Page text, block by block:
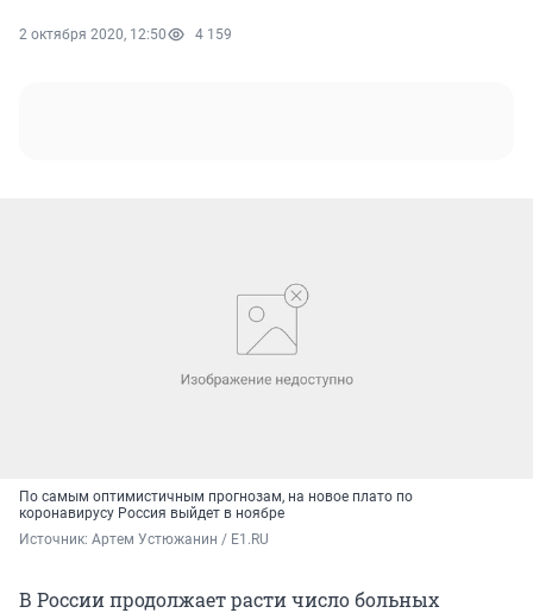
2 октября 2020, 12:50 4 159
По самым оптимистичным прогнозам, на новое плато по
коронавирусу Россия выйдет в ноябре
Источник: Артем Устюжанин / E1.RU
В России продолжает расти число больных